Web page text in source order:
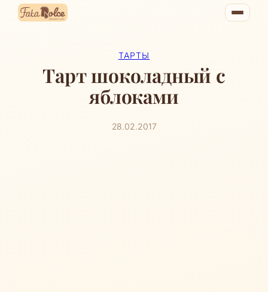
Перейти
ТАРТЫ
Тарт шоколадный с
яблоками
28.02.2017